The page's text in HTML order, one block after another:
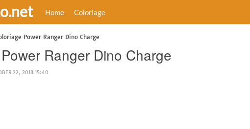
Home Coloriage
Power Ranger Dino Charge
Ranger Dino Charge
22, 2018 15:40